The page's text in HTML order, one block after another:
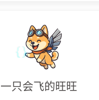
一只会飞的旺旺